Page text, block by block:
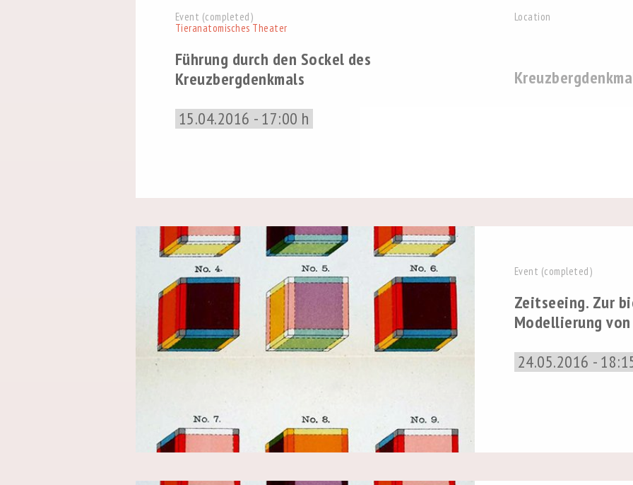
Event (completed)
Tieranatomisches Theater
Führung durch den Sockel des
Kreuzbergdenkmals
15.04.2016 - 17:00 h
Location
Event (completed)
Zeitseeing. Zur
Modellierung
24.05.2016 -